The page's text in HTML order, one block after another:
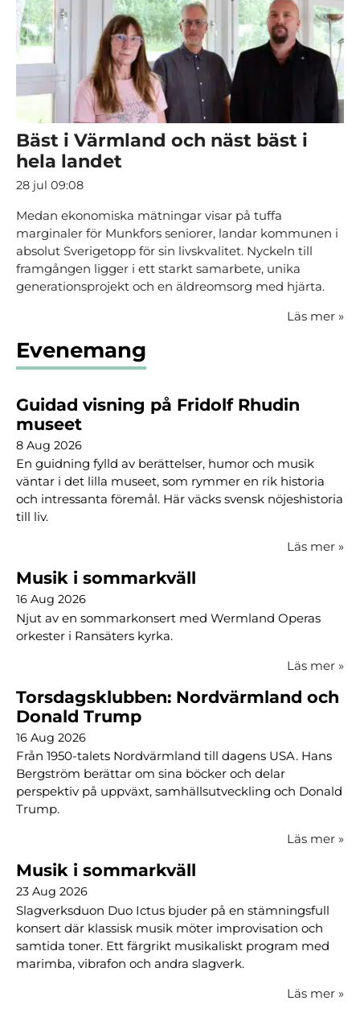
Bäst i Värmland och näst bäst i
hela landet
28 jul 09:08
Medan ekonomiska mätningar visar på tuffa
marginaler för Munkfors seniorer, landar kommunen i
absolut Sverigetopp för sin livskvalitet. Nyckeln till
framgången ligger i ett starkt samarbete, unika
generationsprojekt och en äldreomsorg med hjärta.
Läs mer »
Evenemang
Guidad visning på Fridolf Rhudin
museet
8 Aug 2026
En guidning fylld av berättelser, humor och musik
väntar i det lilla museet, som rymmer en rik historia
och intressanta föremål. Här väcks svensk nöjeshistoria
till liv.
Läs mer »
Musik i sommarkväll
16 Aug 2026
Njut av en sommarkonsert med Wermland Operas
orkester i Ransäters kyrka.
Läs mer »
Torsdagsklubben: Nordvärmland och
Donald Trump
16 Aug 2026
Från 1950-talets Nordvärmland till dagens USA. Hans
Bergström berättar om sina böcker och delar
perspektiv på uppväxt, samhällsutveckling och Donald
Trump.
Läs mer »
Musik i sommarkväll
23 Aug 2026
Slagverksduon Duo Ictus bjuder på en stämningsfull
konsert där klassisk musik möter improvisation och
samtida toner. Ett färgrikt musikaliskt program med
marimba, vibrafon och andra slagverk.
Läs mer »